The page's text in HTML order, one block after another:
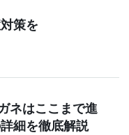
策を
ネはここまで進
細を徹底解説